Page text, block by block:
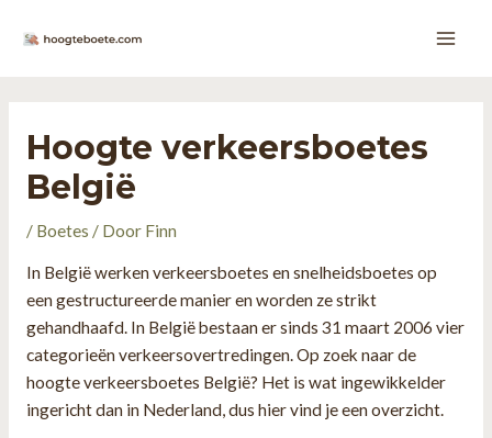
naar
Hoogte verkeersboetes
België
/ Boetes / Door Finn
In België werken verkeersboetes en snelheidsboetes op
een gestructureerde manier en worden ze strikt
gehandhaafd. In België bestaan er sinds 31 maart 2006 vier
categorieën verkeersovertredingen. Op zoek naar de
hoogte verkeersboetes België? Het is wat ingewikkelder
ingericht dan in Nederland, dus hier vind je een overzicht.